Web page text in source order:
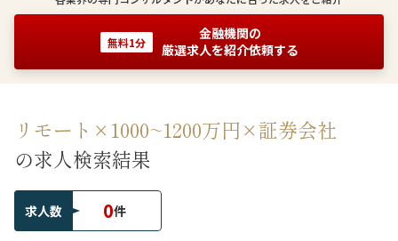
無料1分
金融機関の
厳選求人を紹介依頼する
リモート×1000~1200万円×証券会社
の求人検索結果
求人数 0件